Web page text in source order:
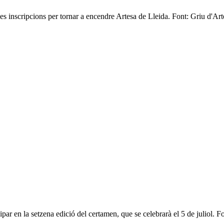
inscripcions per tornar a encendre Artesa de Lleida. Font: Griu
en la setzena edició del certamen, que se celebrarà el 5 de juliol.